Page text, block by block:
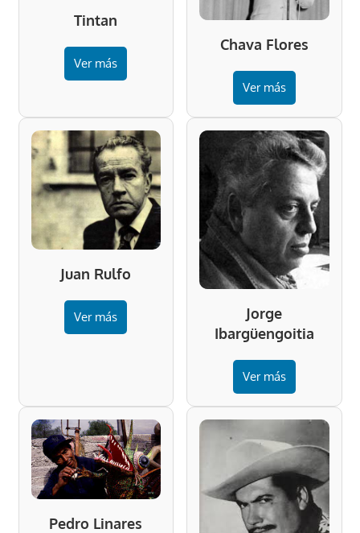
Tintan
Ver más
Chava Flores
Ver más
Juan Rulfo
Ver más
Jorge
Ibargüengoitia
Ver más
Pedro Linares